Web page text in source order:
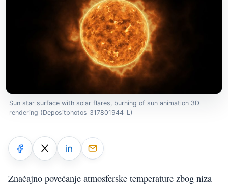
Sun star surface with solar flares, burning of sun animation 3D
rendering (Depositphotos_317801944_L)
Značajno povećanje atmosferske temperature zbog niza